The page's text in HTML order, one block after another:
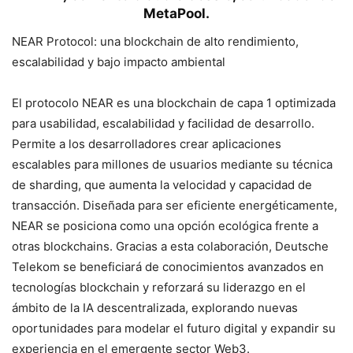
MetaPool.
NEAR Protocol: una blockchain de alto rendimiento,
escalabilidad y bajo impacto ambiental
El protocolo NEAR es una blockchain de capa 1 optimizada
para usabilidad, escalabilidad y facilidad de desarrollo.
Permite a los desarrolladores crear aplicaciones
escalables para millones de usuarios mediante su técnica
de sharding, que aumenta la velocidad y capacidad de
transacción. Diseñada para ser eficiente energéticamente,
NEAR se posiciona como una opción ecológica frente a
otras blockchains. Gracias a esta colaboración, Deutsche
Telekom se beneficiará de conocimientos avanzados en
tecnologías blockchain y reforzará su liderazgo en el
ámbito de la IA descentralizada, explorando nuevas
oportunidades para modelar el futuro digital y expandir su
experiencia en el emergente sector Web3.